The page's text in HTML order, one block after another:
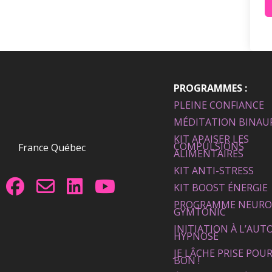
France Québec
PROGRAMMES :
PLEINE CONFIANCE
MÉDITATION
KIT APAISER LES
COMPULSIONS
ALIMENTAIRES
KIT ANTI-STRESS
KIT BOOST ÉNERGIE
PROGRAMME
GYMTONIC
INITIATION À
HYPNOSE
JE LÂCHE PRISE
BON !